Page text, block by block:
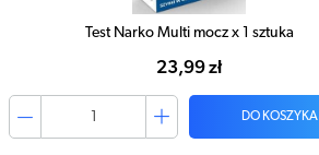
Test Narko Multi mocz x 1 sztuka
23,99 zł
DO KOSZYKA